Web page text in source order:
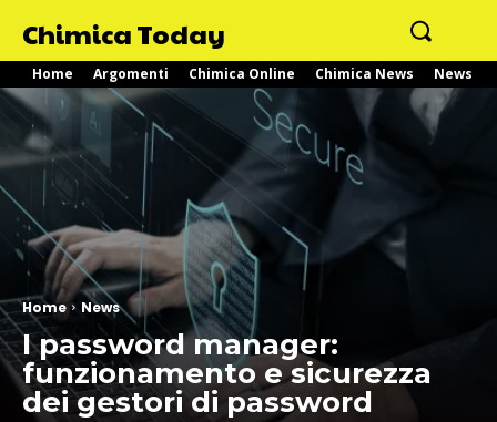
Chimica Today
Home Argomenti Chimica Online Chimica News News
Home News
I password manager:
funzionamento e sicurezza
dei gestori di password